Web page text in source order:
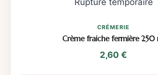
CRÉMERIE
Crème fraiche fermière 250
2,60 €